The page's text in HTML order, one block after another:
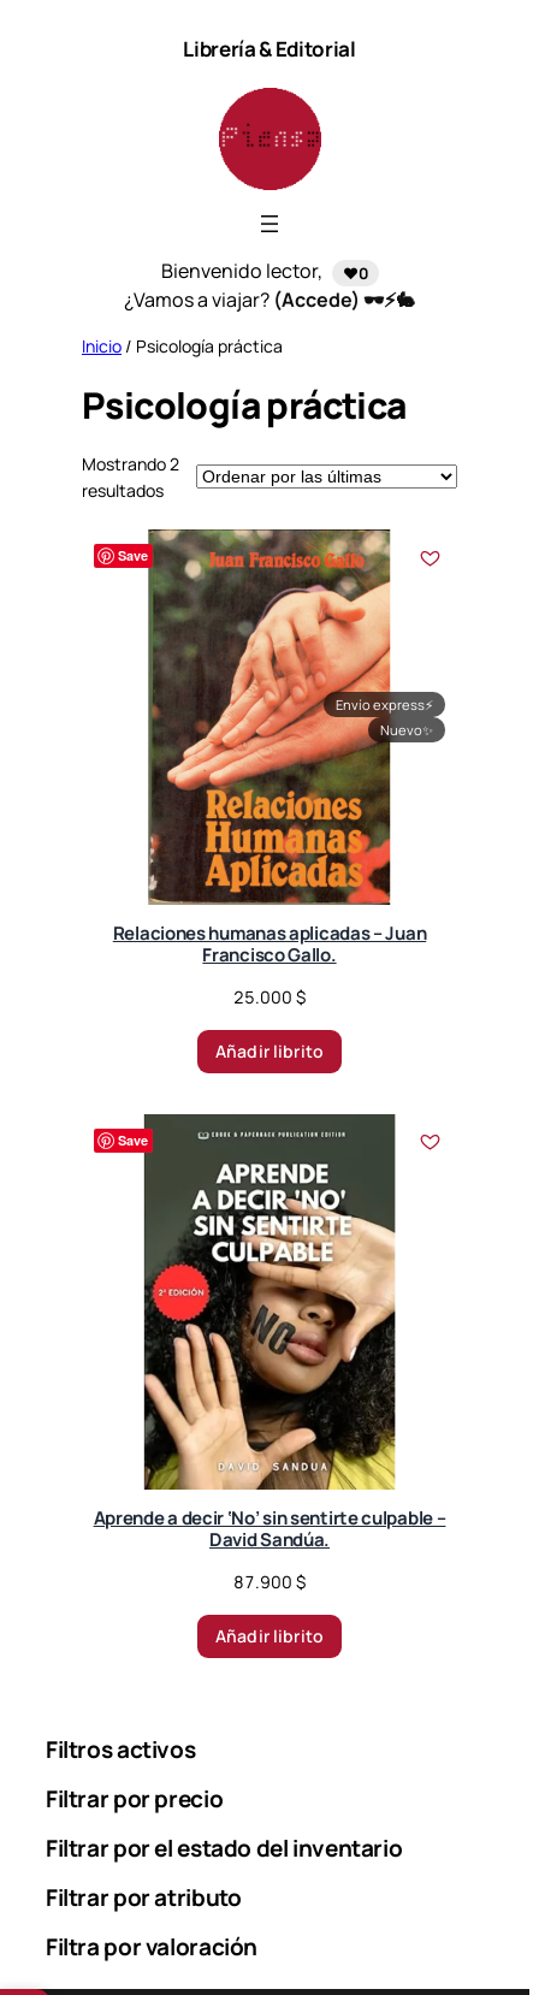
Librería & Editorial
Bienvenido lector, ❤️0
¿Vamos a viajar? (Accede) 🕶️⚡🐇
Inicio / Psicología práctica
Psicología práctica
Mostrando 2
resultadosS
r
t
e
d
y
l
a
t
e
t
Save
Envío express⚡
Nuevo✨
Relaciones humanas aplicadas – Juan
Francisco Gallo.
25.000 $
Añadir librito
Save
Aprende a decir ‘No’ sin sentirte culpable –
David Sandúa.
87.900 $
Añadir librito
Filtros activos
Filtrar por precio
Filtrar por el estado del inventario
Filtrar por atributo
Filtra por valoración